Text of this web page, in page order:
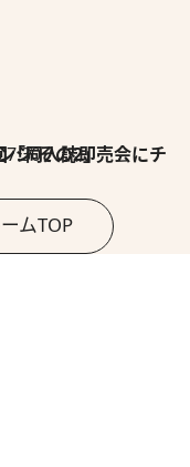
即売会にチャレンジ その2」
ムTOP